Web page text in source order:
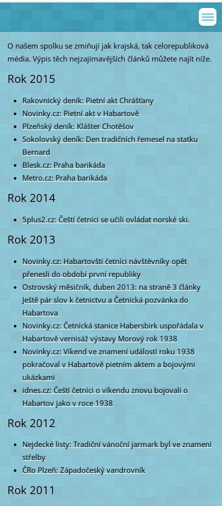
O našem spolku se zmiňují jak krajská, tak celorepubliková
média. Výpis těch nejzajímavějších článků můžete najít níže.
Rok 2015
Rakovnický deník: Pietní akt Chrášťany
Novinky.cz: Pietní akt v Habartově
Plzeňský deník: Klášter Chotěšov
Sokolovský deník: Den tradičních řemesel na statku
Bernard
Blesk.cz: Praha barikáda
Metro.cz: Praha barikáda
Rok 2014
5plus2.cz: Čeští četníci se učili ovládat norské ski.
Rok 2013
Novinky.cz: Habartovští četníci návštěvníky opět
přenesli do období první republiky
Ostrovský měsíčník, duben 2013: na straně 3 články
Ještě pár slov k četnictvu a Četnická pozvánka do
Habartova
Novinky.cz: Četnická stanice Habersbirk uspořádala v
Habartově vernisáž výstavy Morový rok 1938
Novinky.cz: Víkend ve znamení událostí roku 1938
pokračoval v Habartově pietním aktem a bojovými
ukázkami
idnes.cz: Čeští četníci o víkendu znovu bojovali o
Habartov jako v roce 1938
Rok 2012
Nejdecké listy: Tradiční vánoční jarmark byl ve znamení
střelby
ČRo Plzeň: Západočeský vandrovník
Rok 2011